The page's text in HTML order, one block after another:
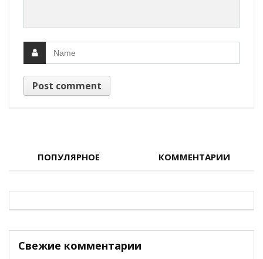
ПОПУЛЯРНОЕ КОММЕНТАРИИ
Свежие комментарии